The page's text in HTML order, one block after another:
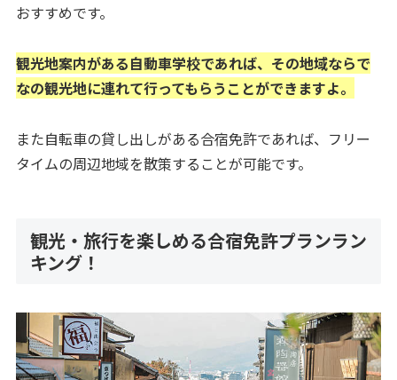
おすすめです。
観光地案内がある自動車学校であれば、その地域ならで
なの観光地に連れて行ってもらうことができますよ。
また自転車の貸し出しがある合宿免許であれば、フリー
タイムの周辺地域を散策することが可能です。
観光・旅行を楽しめる合宿免許プランラン
キング！